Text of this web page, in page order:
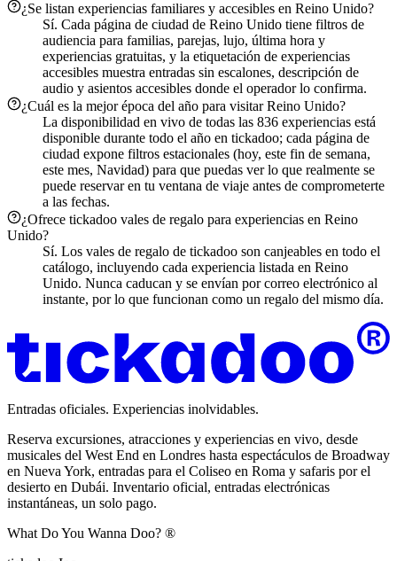
¿Se listan experiencias familiares y accesibles en Reino Unido?
Sí. Cada página de ciudad de Reino Unido tiene filtros de
audiencia para familias, parejas, lujo, última hora y
experiencias gratuitas, y la etiquetación de experiencias
accesibles muestra entradas sin escalones, descripción de
audio y asientos accesibles donde el operador lo confirma.
¿Cuál es la mejor época del año para visitar Reino Unido?
La disponibilidad en vivo de todas las 836 experiencias está
disponible durante todo el año en tickadoo; cada página de
ciudad expone filtros estacionales (hoy, este fin de semana,
este mes, Navidad) para que puedas ver lo que realmente se
puede reservar en tu ventana de viaje antes de comprometerte
a las fechas.
¿Ofrece tickadoo vales de regalo para experiencias en Reino
Unido?
Sí. Los vales de regalo de tickadoo son canjeables en todo el
catálogo, incluyendo cada experiencia listada en Reino
Unido. Nunca caducan y se envían por correo electrónico al
instante, por lo que funcionan como un regalo del mismo día.
Entradas oficiales. Experiencias inolvidables.
Reserva excursiones, atracciones y experiencias en vivo, desde
musicales del West End en Londres hasta espectáculos de Broadway
en Nueva York, entradas para el Coliseo en Roma y safaris por el
desierto en Dubái. Inventario oficial, entradas electrónicas
instantáneas, un solo pago.
What Do You Wanna Doo? ®